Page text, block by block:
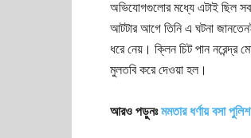
অভিযোগগুলোর মধ্যে এটাই ছিল
আটটার আগে তিনি এ ঘটনা
ধরে নেয়। ক্লিন চিট পান নরেন্দ্র
মুলতবি করে দেওয়া হল।
আরও পড়ুনঃমমতার ধর্ণায় বসা